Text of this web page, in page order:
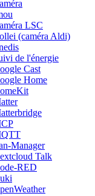
LSC
(caméra Aldi)
de l'énergie
Cast
Home
Manager
Talk
RED